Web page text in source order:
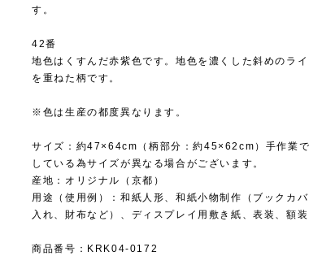
す。
42番
地色はくすんだ赤紫色です。地色を濃くした斜めのラ
を重ねた柄です。
※色は生産の都度異なります。
サイズ：約47×64cm（柄部分：約45×62cm）手作業
している為サイズが異なる場合がございます。
産地：オリジナル（京都）
用途（使用例）：和紙人形、和紙小物制作（ブックカ
入れ、財布など）、ディスプレイ用敷き紙、表装、額装
商品番号：KRK04-0172